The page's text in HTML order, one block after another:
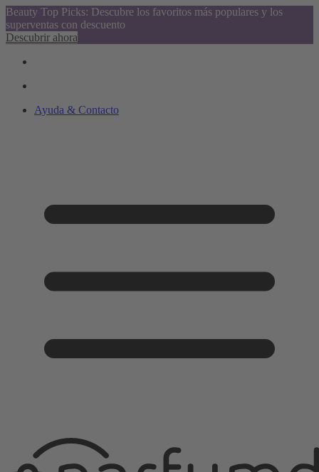
Beauty Top Picks: Descubre los favoritos más populares y los
superventas con descuento
Descubrir ahora
Ayuda & Contacto